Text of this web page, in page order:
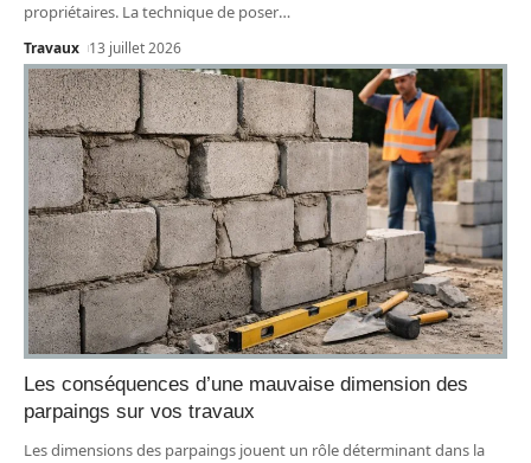
propriétaires. La technique de poser…
Travaux 13 juillet 2026
Les conséquences d’une mauvaise dimension des
parpaings sur vos travaux
Les dimensions des parpaings jouent un rôle déterminant dans la